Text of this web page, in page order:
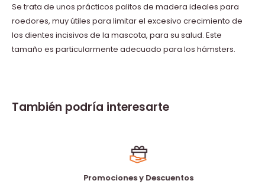
Se trata de unos prácticos palitos de madera ideales para
roedores, muy útiles para limitar el excesivo crecimiento de
los dientes incisivos de la mascota, para su salud. Este
tamaño es particularmente adecuado para los hámsters.
También podría interesarte
Promociones y Descuentos